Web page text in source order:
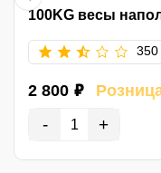
100KG весы
350
2 800 ₽
- +